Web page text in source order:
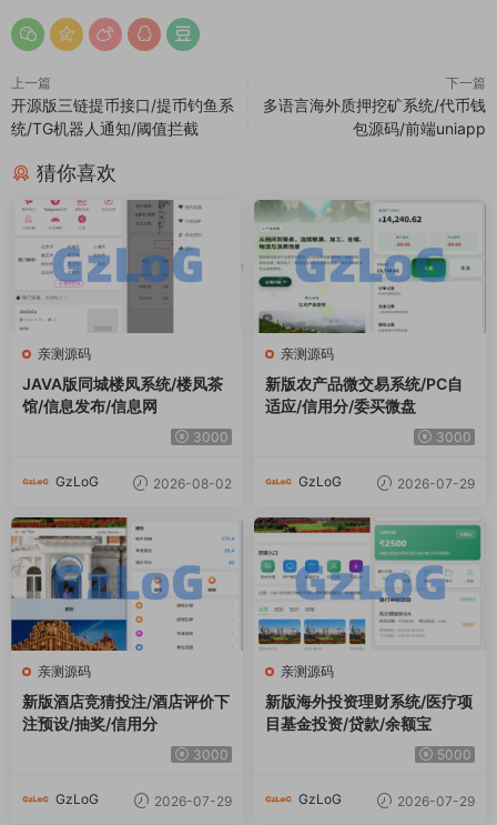
上一篇
开源版三链提币接口/提币钓鱼系
统/TG机器人通知/阈值拦截
下一篇
多语言海外质押挖矿系统/代币钱
包源码/前端uniapp
猜你喜欢
亲测源码
JAVA版同城楼凤系统/楼凤茶
馆/信息发布/信息网
3000
GzLoG 2026-08-02
亲测源码
新版农产品微交易系统/PC自
适应/信用分/委买微盘
3000
GzLoG 2026-07-29
亲测源码
新版酒店竞猜投注/酒店评价下
注预设/抽奖/信用分
3000
GzLoG 2026-07-29
亲测源码
新版海外投资理财系统/医疗项
目基金投资/贷款/余额宝
5000
GzLoG 2026-07-29